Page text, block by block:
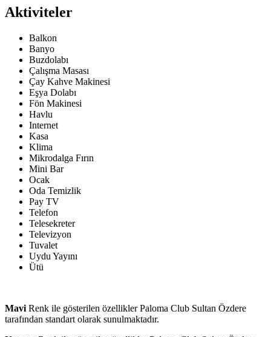
Aktiviteler
Balkon
Banyo
Buzdolabı
Çalışma Masası
Çay Kahve Makinesi
Eşya Dolabı
Fön Makinesi
Havlu
Internet
Kasa
Klima
Mikrodalga Fırın
Mini Bar
Ocak
Oda Temizlik
Pay TV
Telefon
Telesekreter
Televizyon
Tuvalet
Uydu Yayını
Ütü
Mavi Renk ile gösterilen özellikler Paloma Club Sultan Özdere
tarafından standart olarak sunulmaktadır.